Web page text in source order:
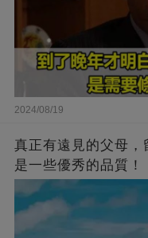
2024/08/19
真正有遠見的父母
是一些優秀的品質！